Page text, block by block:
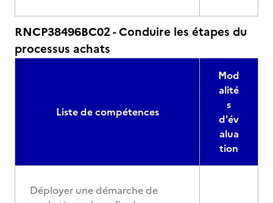
RNCP38496BC02 - Conduire les étapes du
processus achats
Liste de compétences
Mod
alité
s
d'év
alua
tion
Déployer une démarche de